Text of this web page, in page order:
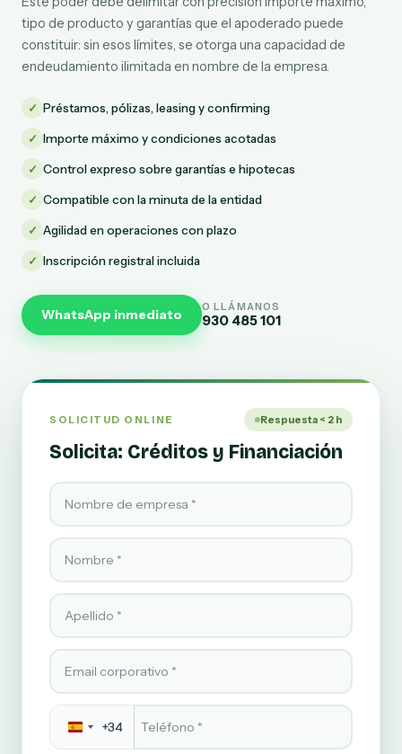
tipo de producto y garantías que el apoderado puede
constituir: sin esos límites, se otorga una capacidad de
endeudamiento ilimitada en nombre de la empresa.
✓ Préstamos, pólizas, leasing y confirming
✓ Importe máximo y condiciones acotadas
✓ Control expreso sobre garantías e hipotecas
✓ Compatible con la minuta de la entidad
✓ Agilidad en operaciones con plazo
✓ Inscripción registral incluida
WhatsApp inmediato O LLÁMANOS
930 485 101
SOLICITUD ONLINE Respuesta < 2 h
Solicita: Créditos y Financiación
Nombre de empresa
Nombre
Apellido
Email corporativo
Teléfono
+34